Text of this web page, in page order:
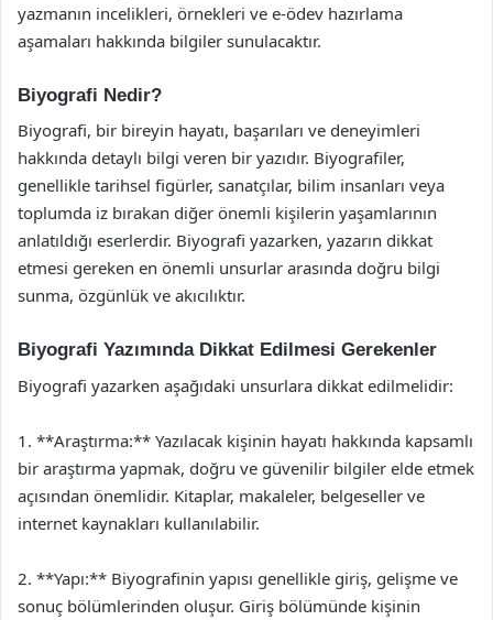
yazmanın incelikleri, örnekleri ve e-ödev hazırlama
aşamaları hakkında bilgiler sunulacaktır.
Biyografi Nedir?
Biyografi, bir bireyin hayatı, başarıları ve deneyimleri
hakkında detaylı bilgi veren bir yazıdır. Biyografiler,
genellikle tarihsel figürler, sanatçılar, bilim insanları veya
toplumda iz bırakan diğer önemli kişilerin yaşamlarının
anlatıldığı eserlerdir. Biyografi yazarken, yazarın dikkat
etmesi gereken en önemli unsurlar arasında doğru bilgi
sunma, özgünlük ve akıcılıktır.
Biyografi Yazımında Dikkat Edilmesi Gerekenler
Biyografi yazarken aşağıdaki unsurlara dikkat edilmelidir:
1. **Araştırma:** Yazılacak kişinin hayatı hakkında kapsamlı
bir araştırma yapmak, doğru ve güvenilir bilgiler elde etmek
açısından önemlidir. Kitaplar, makaleler, belgeseller ve
internet kaynakları kullanılabilir.
2. **Yapı:** Biyografinin yapısı genellikle giriş, gelişme ve
sonuç bölümlerinden oluşur. Giriş bölümünde kişinin